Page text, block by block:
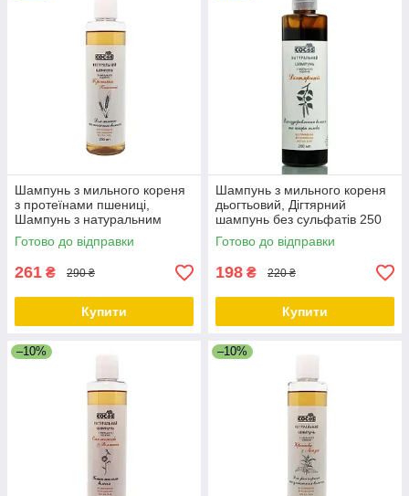
Шампунь з мильного кореня
з протеїнами пшениці,
Шампунь з натуральним
складом, 250 мл ТМ Cocos
Готово до відправки
261 ₴ 290 ₴
Купити
Шампунь з мильного кореня
дьогтьовий, Дігтярний
шампунь без сульфатів 250
мл ТМ Cocos
Готово до відправки
198 ₴ 220 ₴
Купити
–10% –10%